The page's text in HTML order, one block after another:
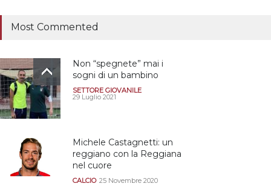
Most Commented
Non “spegnete” mai i
sogni di un bambino
SETTORE GIOVANILE
29 Luglio 2021
Michele Castagnetti: un
reggiano con la Reggiana
nel cuore
CALCIO 25 Novembre 2020